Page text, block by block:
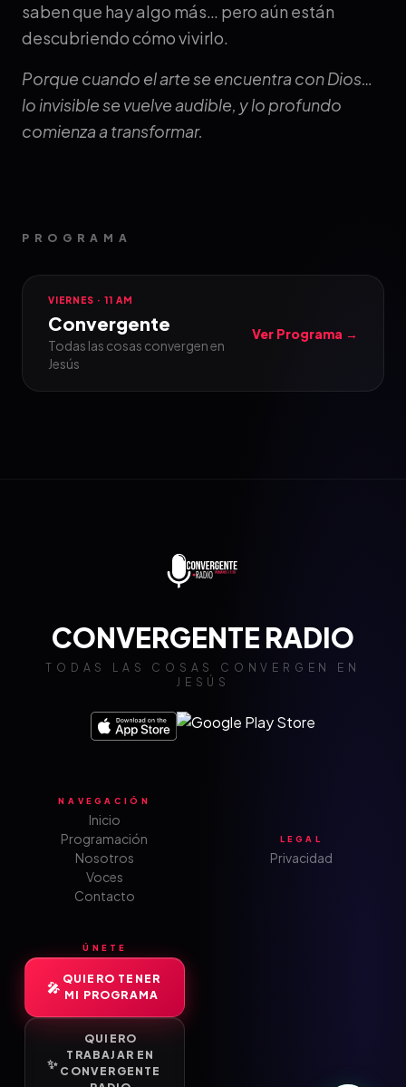
saben que hay algo más… pero aún están
descubriendo cómo vivirlo.
Porque cuando el arte se encuentra con Dios…
lo invisible se vuelve audible, y lo profundo
comienza a transformar.
PROGRAMA
VIERNES · 11 AM
Convergente
Todas las cosas convergen en
Jesús
Ver Programa →
CONVERGENTE RADIO
TODAS LAS COSAS CONVERGEN EN
JESÚS
NAVEGACIÓN
Inicio
Programación
Nosotros
Voces
Contacto
LEGAL
Privacidad
ÚNETE
QUIERO TENER
MI PROGRAMA
QUIERO
TRABAJAR EN
CONVERGENTE